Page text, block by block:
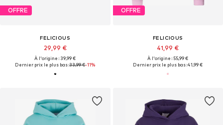
OFFRE
FELICIOUS
29,99 €
À l'origine : 39,99 €
Dernier prix le plus bas :33,99 €-11%
OFFRE
FELICIOUS
41,99 €
À l'origine : 55,99 €
Dernier prix le plus bas :41,99 €